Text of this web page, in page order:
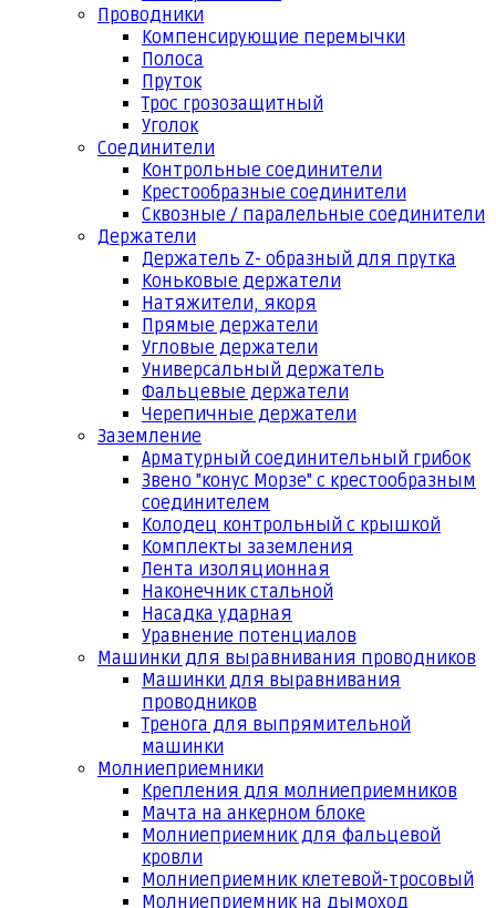
Проводники
Компенсирующие перемычки
Полоса
Пруток
Трос грозозащитный
Уголок
Соединители
Контрольные соединители
Крестообразные соединители
Сквозные / паралельные соединители
Держатели
Держатель Z- образный для прутка
Коньковые держатели
Натяжители, якоря
Прямые держатели
Угловые держатели
Универсальный держатель
Фальцевые держатели
Черепичные держатели
Заземление
Арматурный соединительный грибок
Звено "конус Морзе" с крестообразным
соединителем
Колодец контрольный с крышкой
Комплекты заземления
Лента изоляционная
Наконечник стальной
Насадка ударная
Уравнение потенциалов
Машинки для выравнивания проводников
Машинки для выравнивания
проводников
Тренога для выпрямительной
машинки
Молниеприемники
Крепления для молниеприемников
Мачта на анкерном блоке
Молниеприемник для фальцевой
кровли
Молниеприемник клетевой-тросовый
Молниеприемник на дымоход